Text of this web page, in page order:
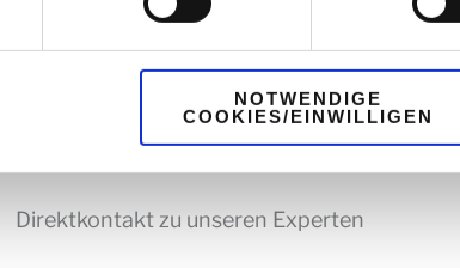
NOTWENDIGE
COOKIES/EINWILLIGEN
Direktkontakt zu unseren Experten